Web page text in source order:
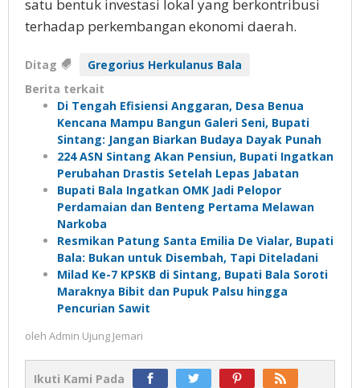
satu bentuk investasi lokal yang berkontribusi
terhadap perkembangan ekonomi daerah.
Ditag
Gregorius Herkulanus Bala
Berita terkait
Di Tengah Efisiensi Anggaran, Desa Benua
Kencana Mampu Bangun Galeri Seni, Bupati
Sintang: Jangan Biarkan Budaya Dayak Punah
224 ASN Sintang Akan Pensiun, Bupati Ingatkan
Perubahan Drastis Setelah Lepas Jabatan
Bupati Bala Ingatkan OMK Jadi Pelopor
Perdamaian dan Benteng Pertama Melawan
Narkoba
Resmikan Patung Santa Emilia De Vialar, Bupati
Bala: Bukan untuk Disembah, Tapi Diteladani
Milad Ke-7 KPSKB di Sintang, Bupati Bala Soroti
Maraknya Bibit dan Pupuk Palsu hingga
Pencurian Sawit
oleh Admin Ujung Jemari
Ikuti Kami Pada